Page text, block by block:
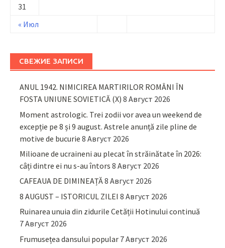
« Июл
31
СВЕЖИЕ ЗАПИСИ
ANUL 1942. NIMICIREA MARTIRILOR ROMÂNI ÎN
FOSTA UNIUNE SOVIETICĂ (X) 8 Август 2026
Moment astrologic. Trei zodii vor avea un weekend de
excepție pe 8 și 9 august. Astrele anunță zile pline de
motive de bucurie 8 Август 2026
Milioane de ucraineni au plecat în străinătate în 2026:
câți dintre ei nu s-au întors 8 Август 2026
CAFEAUA DE DIMINEAȚĂ8 Август 2026
8 AUGUST – ISTORICUL ZILEI 8 Август 2026
Ruinarea unuia din zidurile Cetății Hotinului continuă
7 Август 2026
Frumusețea dansului popular 7 Август 2026